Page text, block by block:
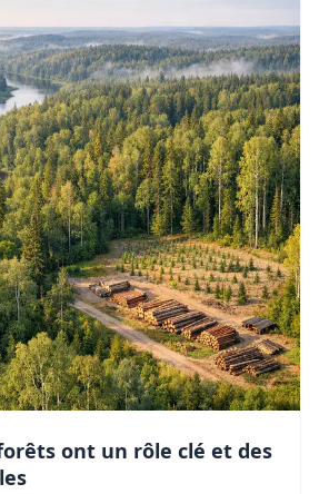
ont un rôle clé et des